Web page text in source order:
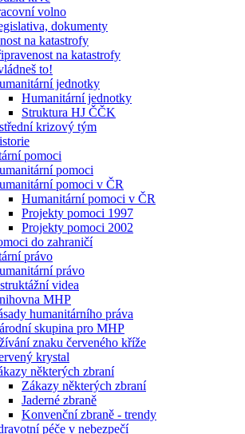
volno
dokumenty
na katastrofy
na katastrofy
to!
jednotky
Humanitární jednotky
Struktura HJ ČČK
krizový tým
pomoci
pomoci
pomoci v ČR
Humanitární pomoci v ČR
Projekty pomoci 1997
Projekty pomoci 2002
do zahraničí
právo
právo
videa
MHP
humanitárního práva
skupina pro MHP
znaku červeného kříže
krystal
některých zbraní
Zákazy některých zbraní
Jaderné zbraně
Konvenční zbraně - trendy
péče v nebezpečí